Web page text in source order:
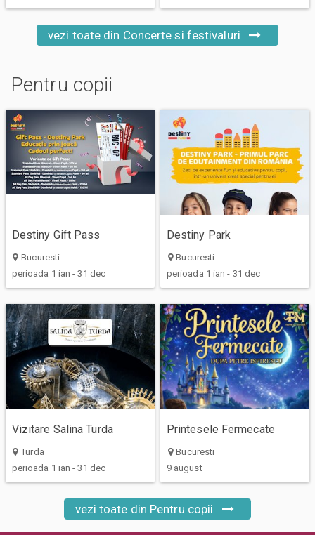
vezi toate din Concerte si festivaluri
Pentru copii
Destiny Gift Pass
Bucuresti
perioada 1 ian - 31 dec
Destiny Park
Bucuresti
perioada 1 ian - 31 dec
Vizitare Salina Turda
Turda
perioada 1 ian - 31 dec
Printesele Fermecate
Bucuresti
9 august
vezi toate din Pentru copii